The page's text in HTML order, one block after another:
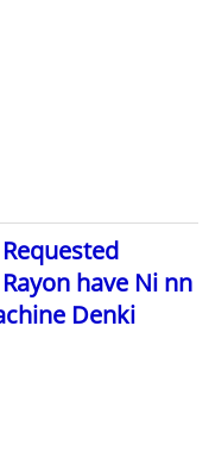
have Ni nn
Denki